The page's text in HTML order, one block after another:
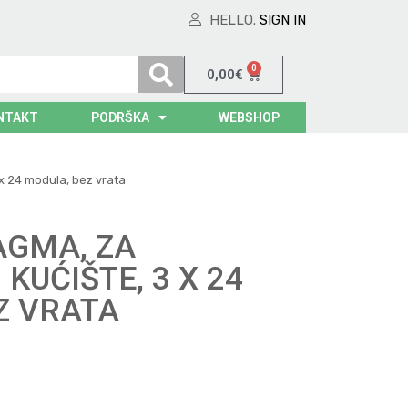
HELLO. SIGN IN
0,00€ 0
PODRŠKA WEBSHOP
24 modula, bez vrata
ZA
KUĆIŠTE, 3 X 24
VRATA